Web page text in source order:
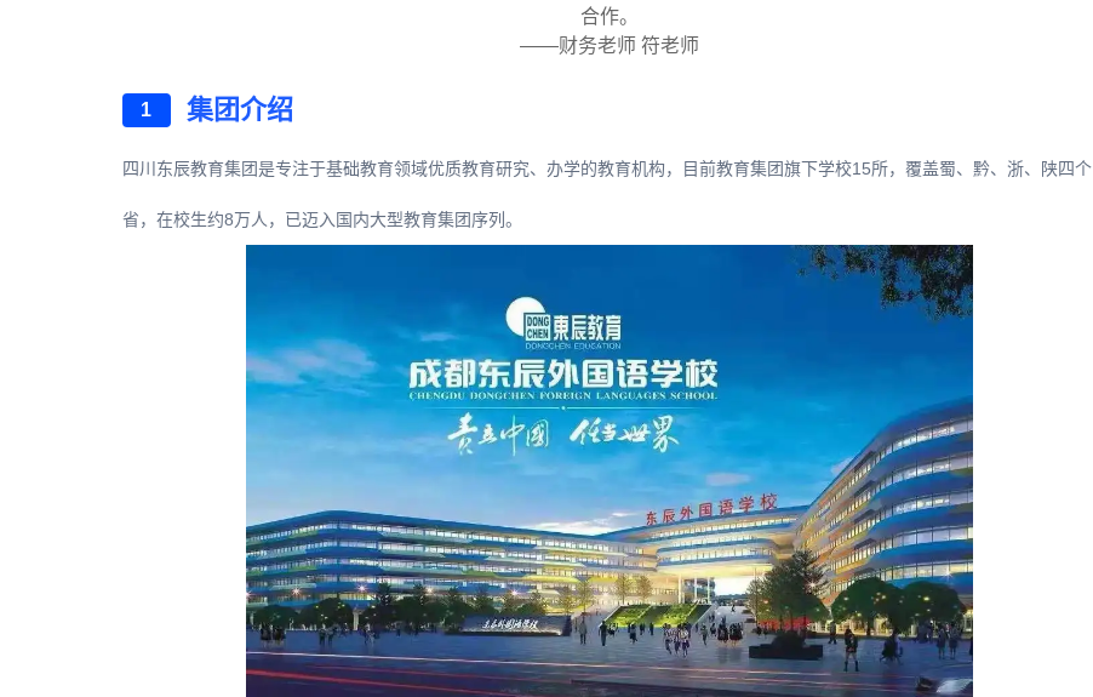
合作。
——财务老师 符老师
1 集团介绍
四川东辰教育集团是专注于基础教育领域优质教育研究、办学的教育机构，目前教育集团旗下学校15所，覆盖蜀、黔、浙、陕四个
省，在校生约8万人，已迈入国内大型教育集团序列。